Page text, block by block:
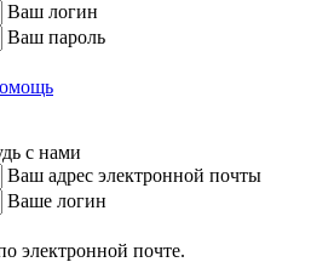
Ваш логин
Ваш пароль
с нами
Ваш адрес электронной почты
Ваше логин
электронной почте.